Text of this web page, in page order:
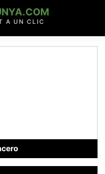
A UN CLIC